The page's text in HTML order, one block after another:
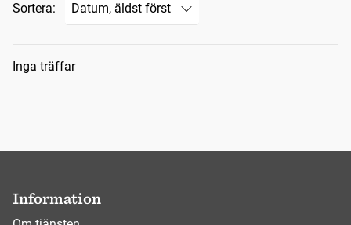
Sortera:
Sökresultat
Inga träffar
Information